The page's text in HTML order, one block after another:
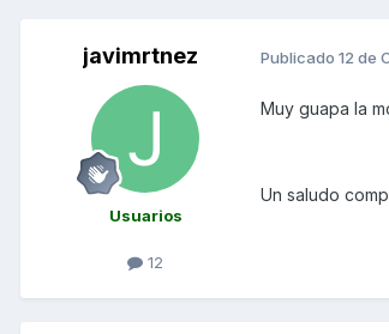
javimrtnez
Usuarios
12
Publicado 12 de
Muy guapa la
Un saludo